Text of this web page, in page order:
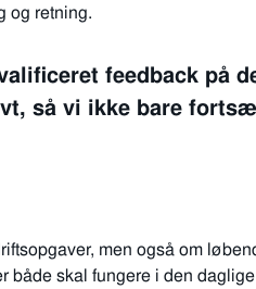
og retning.
feedback på
så vi ikke bare
men også om
både skal fungere i den